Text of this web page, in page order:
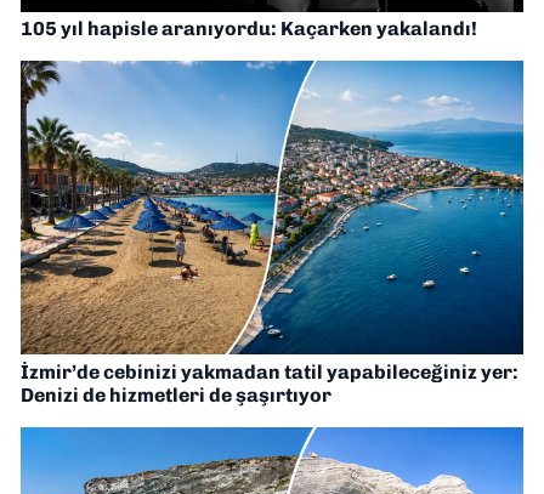
105 yıl hapisle aranıyordu: Kaçarken yakalandı!
İzmir’de cebinizi yakmadan tatil yapabileceğiniz yer:
Denizi de hizmetleri de şaşırtıyor